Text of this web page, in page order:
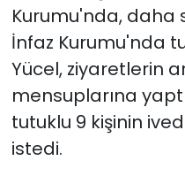
Kurumu'nda, daha
İnfaz Kurumu'nda
Yücel, ziyaretlerin
mensuplarına
tutuklu 9 kişinin
istedi.
YEREL
Yurt